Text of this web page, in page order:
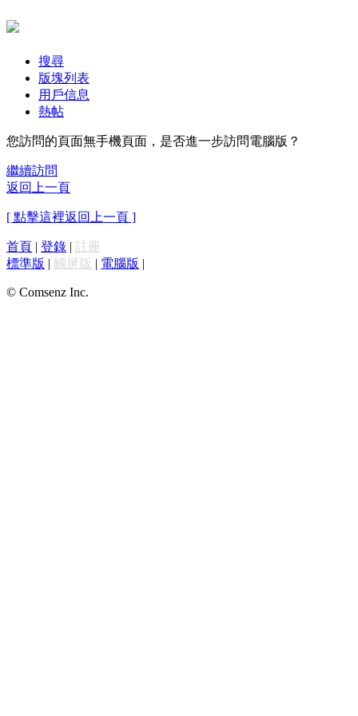
搜尋
版塊列表
用戶信息
熱帖
您訪問的頁面無手機頁面，是否進一步訪問電腦版？
繼續訪問
返回上一頁
[ 點擊這裡返回上一頁 ]
首頁 | 登錄 | 註冊
標準版 | 觸屏版 | 電腦版 |
© Comsenz Inc.